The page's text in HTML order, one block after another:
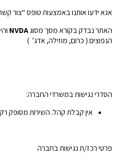
אנא ידעו אותנו באמצעות טופס “צור
האתר נבדק בקורא מסך מסוגNVDA
הנפוצים ( כרום, מוזילה, אדג’ )
הסדרי נגישות במשרדי החברה:
אין קבלת קהל. השירות מסופק רק
פרטי רכז/ת נגישות בחברה